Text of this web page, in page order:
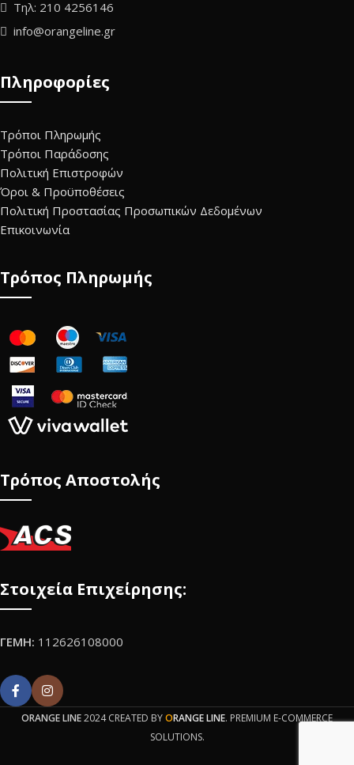
Τηλ: 210 4256146
info@orangeline.gr
Πληροφορίες
Τρόποι Πληρωμής
Τρόποι Παράδοσης
Πολιτική Επιστροφών
Όροι & Προϋποθέσεις
Πολιτική Προστασίας Προσωπικών Δεδομένων
Επικοινωνία
Τρόπος Πληρωμής
Τρόπος Αποστολής
Στοιχεία Επιχείρησης:
ΓΕΜΗ: 112626108000
ORANGE LINE2024 CREATED BYORANGE LINE. PREMIUM E-COMMERCE
SOLUTIONS.